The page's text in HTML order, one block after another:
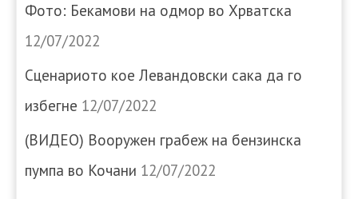
Фото: Бекамови на одмор во Хрватска
12/07/2022
Сценариото кое Левандовски сака да го
избегне 12/07/2022
(ВИДЕО) Вооружен грабеж на бензинска
пумпа во Кочани 12/07/2022